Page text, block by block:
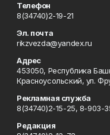
Телефон
8(34740)2-19-21
Эл. почта
rikzvezda@yandex.ru
Адрес
453050, Республика
Красноусольский, ул.
Рекламная служба
8(34740)2-15-25, 8-903-
Редакция